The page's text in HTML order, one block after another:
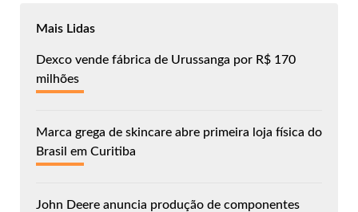
Mais Lidas
Dexco vende fábrica de Urussanga por R$ 170
milhões
Marca grega de skincare abre primeira loja física do
Brasil em Curitiba
John Deere anuncia produção de componentes